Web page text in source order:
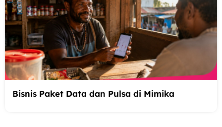
Bisnis Paket Data dan Pulsa di Mimika